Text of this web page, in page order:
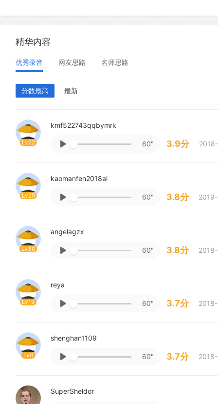
精华内容
优秀录音 网友思路 名师思路
分数最高 最新
Lv22
kmf522743qqbymrk
60" 3.9分
Lv29
kaomanfen2018al
60" 3.8分
Lv30
angelagzx
60" 3.8分
Lv19
reya
60" 3.7分
Lv0
shenghan1109
60" 3.7分
SuperSheldor